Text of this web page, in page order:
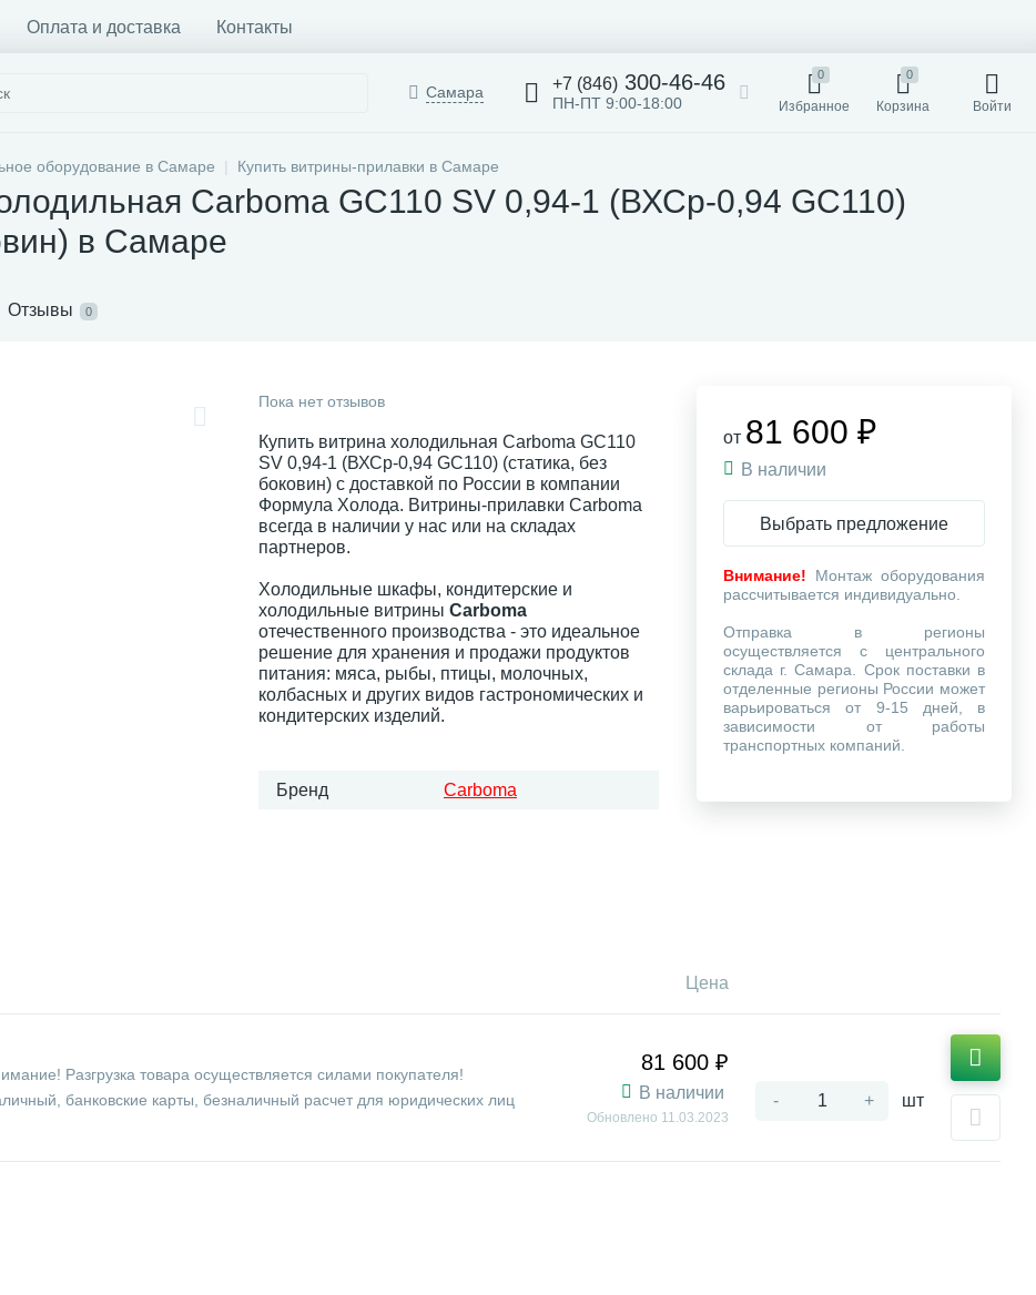
Оплата и доставка Контакты
Самара +7 (846) 300-46-46
ПН-ПТ 9:00-18:00
0
Избранное
0
Корзина Войти
оборудование в Самаре Купить витрины-прилавки в Самаре
Carboma GC110 SV 0,94-1 (ВХСр-0,94 GC110)
в Самаре
Отзывы 0
Пока нет отзывов
Купить витрина холодильная Carboma GC110
SV 0,94-1 (ВХСр-0,94 GC110) (статика, без
боковин) с доставкой по России в компании
Формула Холода. Витрины-прилавки Carboma
всегда в наличии у нас или на складах
партнеров.
Холодильные шкафы, кондитерские и
холодильные витрины Carboma
отечественного производства - это идеальное
решение для хранения и продажи продуктов
питания: мяса, рыбы, птицы, молочных,
колбасных и других видов гастрономических и
кондитерских изделий.
Бренд Carboma
Цена
Разгрузка товара осуществляется силами покупателя!
банковские карты, безналичный расчет для юридических лиц
81 600 ₽
В наличии
Обновлено 11.03.2023
- + шт
от 81 600 ₽
В наличии
Выбрать предложение
Внимание! Монтаж оборудования
рассчитывается индивидуально.
Отправка в регионы
осуществляется с центрального
склада г. Самара. Срок поставки в
отделенные регионы России может
варьироваться от 9-15 дней, в
зависимости от работы
транспортных компаний.